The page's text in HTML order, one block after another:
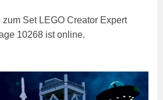
Set LEGO Creator Expert
10268 ist online.